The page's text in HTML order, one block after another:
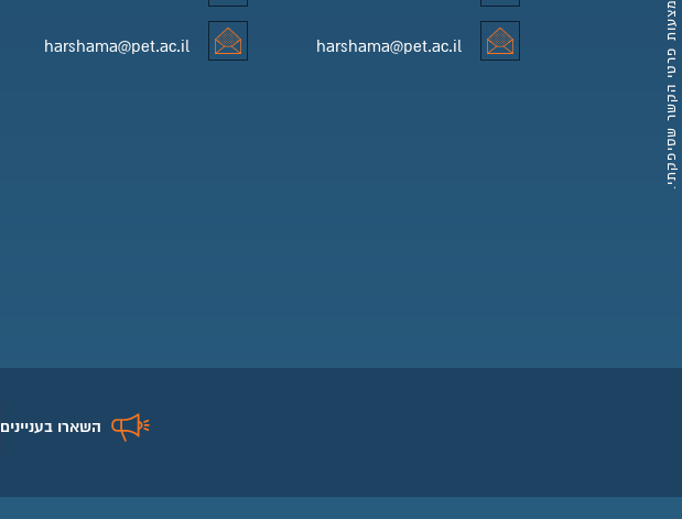
למידע והרשמה טלפון
harshama@pet.ac.il
למזכירות בית ספר טלפון
harshama@pet.ac.il
השארו בעניינים